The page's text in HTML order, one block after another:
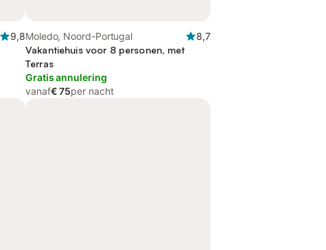
9,8Moledo, Noord-Portugal
8,7
Vakantiehuis voor 8 personen, met
Terras
Gratis annulering
vanaf€ 75per nacht